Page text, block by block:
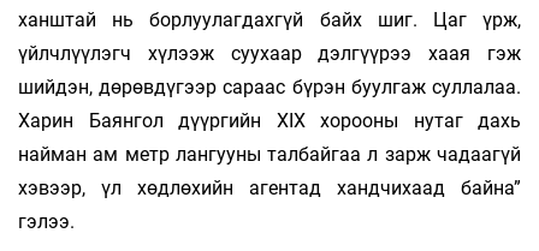
ханштай нь борлуулагдахгүй байх шиг. Цаг үрж,
үйлчлүүлэгч хүлээж суухаар дэлгүүрээ хаая гэж
шийдэн, дөрөвдүгээр сараас бүрэн буулгаж суллалаа.
Харин Баянгол дүүргийн XIX хорооны нутаг дахь
найман ам метр лангууны талбайгаа л зарж чадаагүй
хэвээр, үл хөдлөхийн агентад хандчихаад байна”
гэлээ.